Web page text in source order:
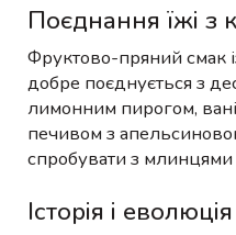
Поєднання їжі з
Фруктово-пряний смак
добре поєднується з
лимонним пирогом,
печивом з
спробувати з млинцями
Історія і